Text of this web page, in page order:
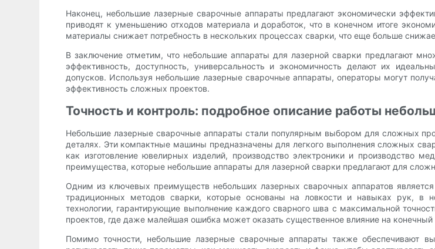
Наконец, небольшие лазерные сварочные аппараты предлагают экономически
приводят к уменьшению отходов материала и доработок, что в конечном итоге
материалы снижает потребность в нескольких процессах сварки, что еще больше
В заключение отметим, что небольшие аппараты для лазерной сварки предлагают
эффективность, доступность, универсальность и экономичность делают их
допусков. Используя небольшие лазерные сварочные аппараты, операторы могут
эффективность сложных проектов.
Точность и контроль: подробное описание работы
Небольшие лазерные сварочные аппараты стали популярным выбором для сложных
деталях. Эти компактные машины предназначены для легкого выполнения сложных
как изготовление ювелирных изделий, производство электроники и производство
преимущества, которые небольшие аппараты для лазерной сварки предлагают для
Одним из ключевых преимуществ небольших лазерных сварочных аппаратов
традиционных методов сварки, которые основаны на ловкости и навыках рук, в
технологии, гарантирующие выполнение каждого сварного шва с максимальной
проектов, где даже малейшая ошибка может оказать существенное влияние на конечный
Помимо точности, небольшие лазерные сварочные аппараты также обеспечивают